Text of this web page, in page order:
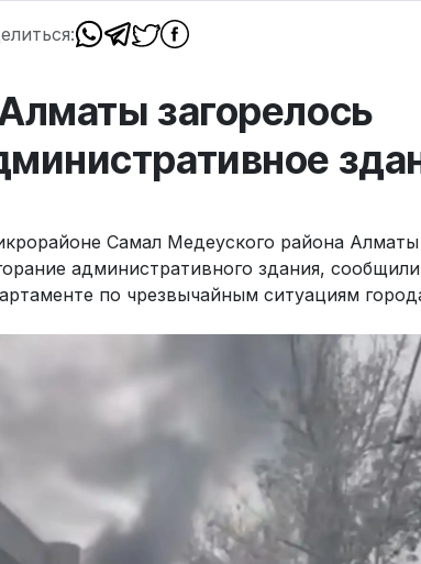
загорелось
Самал Медеуского района
административного здания,
по чрезвычайным ситуациям